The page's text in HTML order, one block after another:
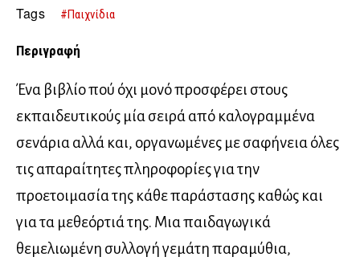
ΚΑΙ ΧΟΡΟΘΕΑΤΡΙΚΕΣ ΧΡΙΣΤΟΥΓΕΝΝΙΑΤΙΚΕΣ ΓΙΟΡΤΕΣ [Βιβλίο + 2 CD]
Tags #Παιχνίδια
Περιγραφή
Ένα βιβλίο πού όχι μονό προσφέρει στους
εκπαιδευτικούς μία σειρά από καλογραμμένα
σενάρια αλλά και, οργανωμένες με σαφήνεια όλες
τις απαραίτητες πληροφορίες για την
προετοιμασία της κάθε παράστασης καθώς και
για τα μεθεόρτιά της. Μια παιδαγωγικά
θεμελιωμένη συλλογή γεμάτη παραμύθια,